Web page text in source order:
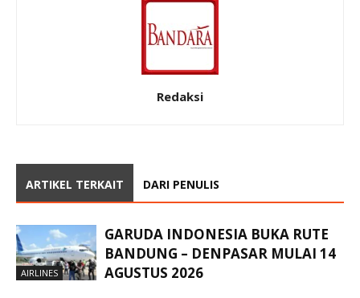
Redaksi
ARTIKEL TERKAIT DARI PENULIS
AIRLINES
GARUDA INDONESIA BUKA RUTE
BANDUNG – DENPASAR MULAI 14
AGUSTUS 2026